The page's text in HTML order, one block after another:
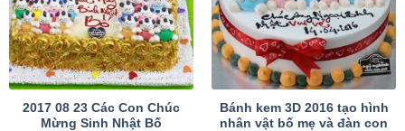
2017 08 23 Các Con Chúc
Mừng Sinh Nhật Bố
Bánh kem 3D 2016 tạo hình
nhân vật bố mẹ và đàn con